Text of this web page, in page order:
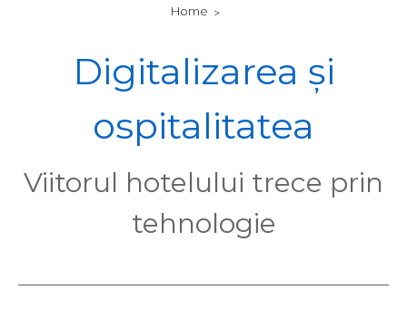
Home
Digitalizarea și
ospitalitatea
Viitorul hotelului trece prin
tehnologie